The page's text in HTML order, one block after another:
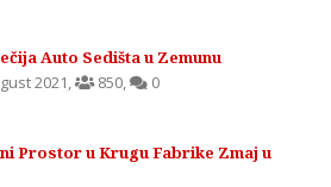
Auto Sedišta u Zemunu
2021, 850, 0
Prostor u Krugu Fabrike Zmaj u